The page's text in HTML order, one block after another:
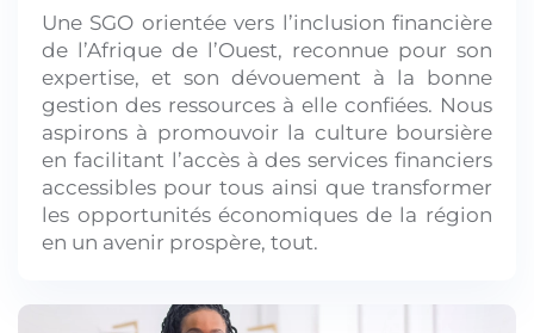
Une SGO orientée vers l’inclusion financière
de l’Afrique de l’Ouest, reconnue pour son
expertise, et son dévouement à la bonne
gestion des ressources à elle confiées. Nous
aspirons à promouvoir la culture boursière
en facilitant l’accès à des services financiers
accessibles pour tous ainsi que transformer
les opportunités économiques de la région
en un avenir prospère, tout.